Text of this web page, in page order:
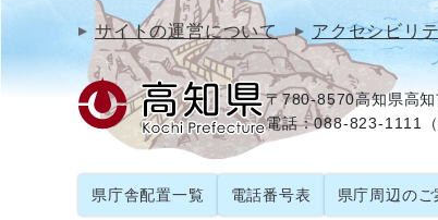
サイトの運営について アクセシビリ
〒780-8570高知県高
電話：088-823-1111
県庁舎配置一覧 電話番号表 県庁周辺のご